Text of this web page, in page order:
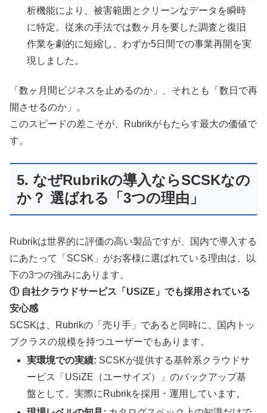
析機能により、被害範囲とクリーンなデータを瞬時
に特定。従来の手法では数ヶ月を要した調査と復旧
作業を劇的に短縮し、わずか5日間での事業再開を実
現しました。
「数ヶ月間ビジネスを止めるのか」、それとも「数日で再
開させるのか」。
このスピードの差こそが、Rubrikがもたらす最大の価値で
す。
5. なぜRubrikの導入ならSCSKなの
か？ 選ばれる「3つの理由」
Rubrikは世界的に評価の高い製品ですが、国内で導入する
にあたって「SCSK」がお客様に選ばれている理由は、以
下の3つの強みにあります。
① 自社クラウドサービス「USiZE」でも採用されている
安心感
SCSKは、Rubrikの「売り手」であると同時に、国内トッ
プクラスの規模を持つユーザーでもあります。
実環境での実績: SCSKが提供する基幹系クラウドサ
ービス「USiZE（ユーサイズ）」のバックアップ基
盤として、実際にRubrikを採用・運用しています。